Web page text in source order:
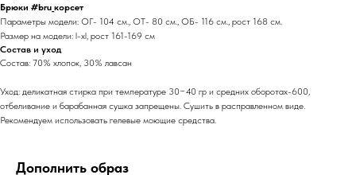
Брюки #bru_корсет
Параметры модели: ОГ- 104 см., ОТ- 80 см., ОБ- 116 см., рост 168 см.
Размер на модели: l-xl, рост 161-169 см
Состав и уход
Состав: 70% хлопок, 30% лавсан
Уход: деликатная стирка при температуре 30−40 гр и средних оборотах-600,
отбеливание и барабанная сушка запрещены. Сушить в расправленном виде.
Рекомендуем использовать гелевые моющие средства.
Дополнить образ